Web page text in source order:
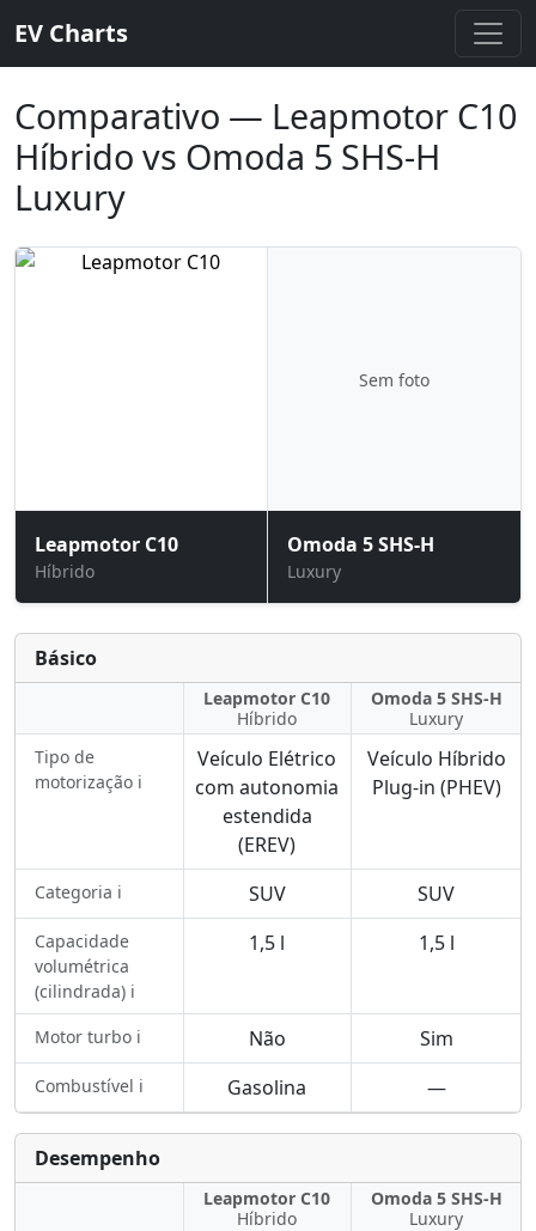
EV Charts
Comparativo — Leapmotor C10
Híbrido vs Omoda 5 SHS-H
Luxury
Leapmotor C10
Híbrido
Sem foto
Omoda 5 SHS-H
Luxury
Básico
Leapmotor C10
Híbrido
Omoda 5 SHS-H
Luxury
Tipo de
motorização ℹ️
Veículo Elétrico
com autonomia
estendida
(EREV)
Veículo Híbrido
Plug-in (PHEV)
Categoria ℹ️ SUV SUV
Capacidade
volumétrica
(cilindrada) ℹ️
1,5 l 1,5 l
Motor turbo ℹ️ Não Sim
Combustível ℹ️ Gasolina —
Desempenho
Leapmotor C10
Híbrido
Omoda 5 SHS-H
Luxury